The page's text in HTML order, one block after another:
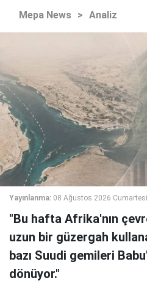
Mepa News > Analiz
Yayınlanma: 08 Ağustos 2026
"Bu hafta Afrika'nın
uzun bir güzergah
bazı Suudi gemileri
dönüyor."